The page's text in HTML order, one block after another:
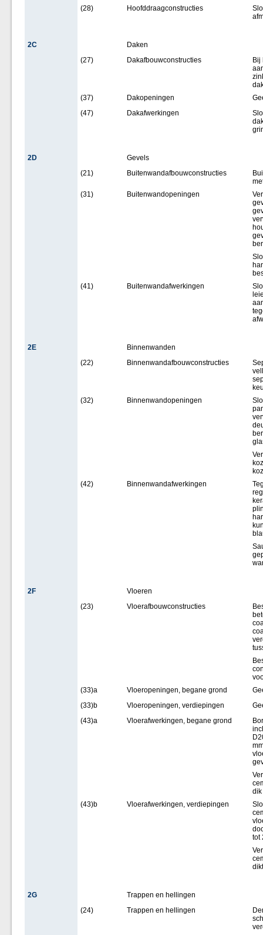
(28)
Hoofddraagconstructies
2C
Daken
(27)
Dakafbouwconstructies
Bij
(37)
Dakopeningen
(47)
Dakafwerkingen
2D
Gevels
(21)
Buitenwandafbouwconstructies
(31)
Buitenwandopeningen
(41)
Buitenwandafwerkingen
2E
Binnenwanden
(22)
Binnenwandafbouwconstructies
(32)
Binnenwandopeningen
(42)
Binnenwandafwerkingen
2F
Vloeren
(23)
Vloerafbouwconstructies
(33)a
Vloeropeningen, begane grond
(33)b
Vloeropeningen, verdiepingen
(43)a
Vloerafwerkingen, begane grond
dik
(43)b
Vloerafwerkingen, verdiepingen
tot
2G
Trappen en hellingen
(24)
Trappen en hellingen